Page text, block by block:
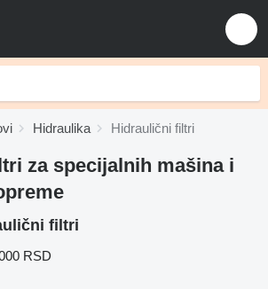
Hidraulika Hidraulični filtri
za specijalnih mašina i
filtri
RSD